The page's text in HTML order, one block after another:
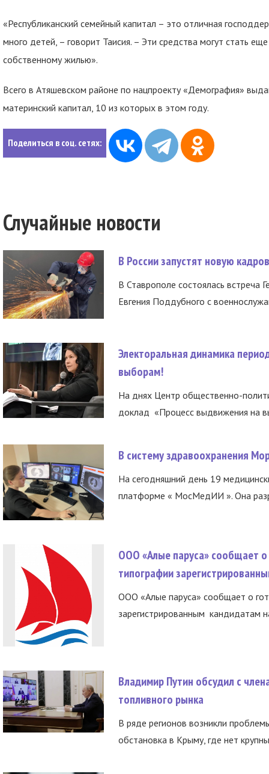
«Республиканский семейный капитал – это отличная
много детей, – говорит Таисия. – Эти средства могут стать
собственному жилью».
Всего в Атяшевском районе по нацпроекту «Демография»
материнский капитал, 10 из которых в этом году.
Поделиться в соц. сетях:
Случайные новости
В России запустят новую
В Ставрополе состоялась встреча
Евгения Поддубного с
Электоральная динамика
выборам!
На днях Центр общественно-
доклад «Процесс выдвижения на
В систему здравоохранения
На сегодняшний день 19
платформе « МосМедИИ ». Она
ООО «Алые паруса» сообщает о
типографии
ООО «Алые паруса» сообщает о
зарегистрированным кандидатам
Владимир Путин обсудил с
топливного рынка
В ряде регионов возникли
обстановка в Крыму, где нет